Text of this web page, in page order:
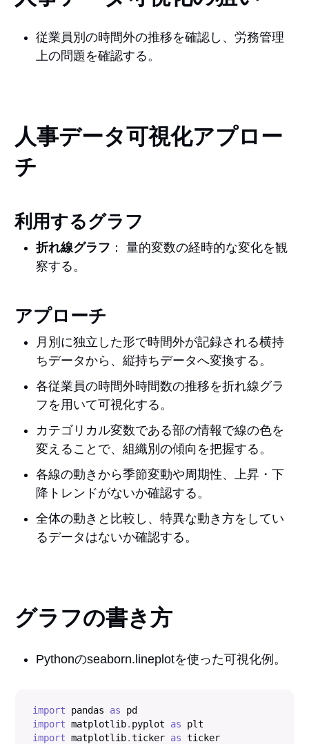
従業員別の時間外の推移を確認し、労務管理
上の問題を確認する。
人事データ可視化アプロー
チ
利用するグラフ
折れ線グラフ ： 量的変数の経時的な変化を観
察する。
アプローチ
月別に独立した形で時間外が記録される横持
ちデータから、縦持ちデータへ変換する。
各従業員の時間外時間数の推移を折れ線グラ
フを用いて可視化する。
カテゴリカル変数である部の情報で線の色を
変えることで、組織別の傾向を把握する。
各線の動きから季節変動や周期性、上昇・下
降トレンドがないか確認する。
全体の動きと比較し、特異な動き方をしてい
るデータはないか確認する。
グラフの書き方
Pythonのseaborn.lineplotを使った可視化例。
import pandas as
import matplotlib. pyplot as
import matplotlib.ticker as